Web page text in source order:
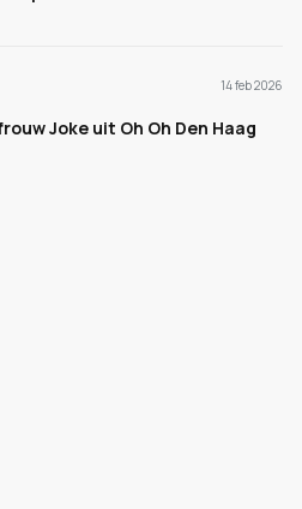
14 feb 2026
Joke uit Oh Oh Den Haag